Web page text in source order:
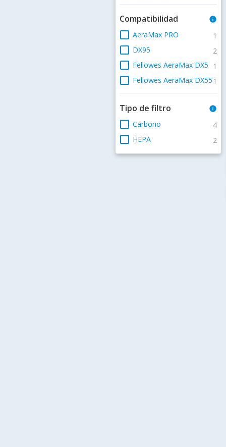
Compatibilidad info
check_box_outline_blank AeraMax PRO 1
check_box_outline_blank DX95 2
check_box_outline_blank Fellowes AeraMax DX5 1
check_box_outline_blank Fellowes AeraMax DX551
Tipo de filtro info
check_box_outline_blank Carbono 4
check_box_outline_blank HEPA 2